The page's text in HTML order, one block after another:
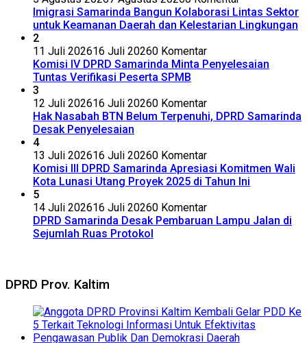
Imigrasi Samarinda Bangun Kolaborasi Lintas Sektor
untuk Keamanan Daerah dan Kelestarian Lingkungan
2
11 Juli 202616 Juli 20260 Komentar
Komisi IV DPRD Samarinda Minta Penyelesaian
Tuntas Verifikasi Peserta SPMB
3
12 Juli 202616 Juli 20260 Komentar
Hak Nasabah BTN Belum Terpenuhi, DPRD Samarinda
Desak Penyelesaian
4
13 Juli 202616 Juli 20260 Komentar
Komisi III DPRD Samarinda Apresiasi Komitmen Wali
Kota Lunasi Utang Proyek 2025 di Tahun Ini
5
14 Juli 202616 Juli 20260 Komentar
DPRD Samarinda Desak Pembaruan Lampu Jalan di
Sejumlah Ruas Protokol
DPRD Prov. Kaltim